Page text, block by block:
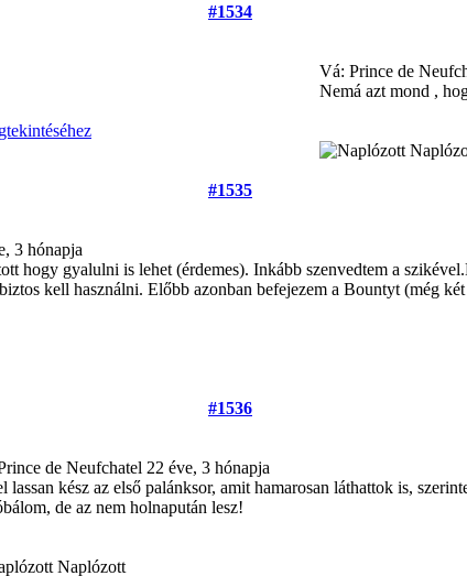
#1534
Vá: Prince de
Nemá azt mond ,
#1535
3 hónapja
hogy gyalulni is lehet (érdemes). Inkább szenvedtem a
kell használni. Előbb azonban befejezem a Bountyt (még
#1536
de Neufchatel 22 éve, 3 hónapja
lassan kész az első palánksor, amit hamarosan láthattok is,
de az nem holnapután lesz!
Naplózott